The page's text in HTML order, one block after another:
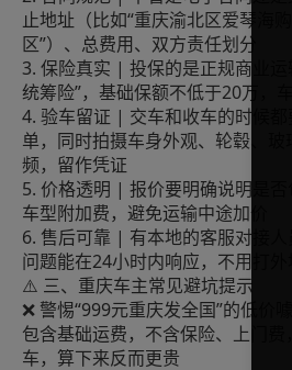
止地址（比如“重庆渝北区爱琴海
区”）、总费用、双方责任划分
3. 保险真实 | 投保的是正规商业
统筹险”，基础保额不低于20万，
4. 验车留证 | 交车和收车的时候都
单，同时拍摄车身外观、轮毂、
频，留作凭证
5. 价格透明 | 报价要明确说明是
车型附加费，避免运输中途加价
6. 售后可靠 | 有本地的客服对接
问题能在24小时内响应，不用打外
⚠️ 三、重庆车主常见避坑提示
❌ 警惕“999元重庆发全国”的低价
包含基础运费，不含保险、上门
车，算下来反而更贵